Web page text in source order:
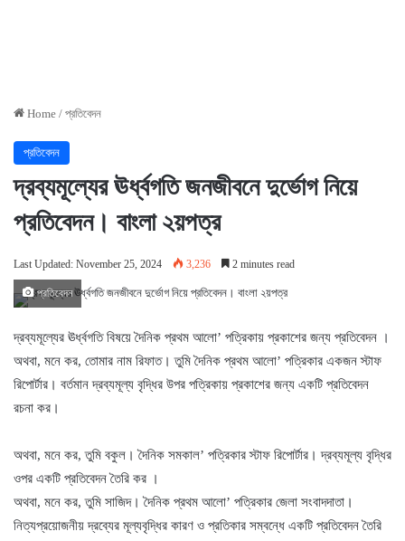
Home / প্রতিবেদন
প্রতিবেদন
দ্রব্যমূল্যের ঊর্ধ্বগতি জনজীবনে দুর্ভোগ নিয়ে
প্রতিবেদন। বাংলা ২য়পত্র
Last Updated: November 25, 2024 3,236 2 minutes read
প্রতিবেদন
দ্রব্যমূল্যের ঊর্ধ্বগতি বিষয়ে দৈনিক প্রথম আলো’ পত্রিকায় প্রকাশের জন্য প্রতিবেদন ।
অথবা, মনে কর, তোমার নাম রিফাত। তুমি দৈনিক প্রথম আলো’ পত্রিকার একজন স্টাফ
রিপোর্টার। বর্তমান দ্রব্যমূল্য বৃদ্ধির উপর পত্রিকায় প্রকাশের জন্য একটি প্রতিবেদন
রচনা কর।
অথবা, মনে কর, তুমি বকুল। দৈনিক সমকাল’ পত্রিকার স্টাফ রিপোর্টার। দ্রব্যমূল্য বৃদ্ধির
ওপর একটি প্রতিবেদন তৈরি কর ।
অথবা, মনে কর, তুমি সাজিদ। দৈনিক প্রথম আলো’ পত্রিকার জেলা সংবাদদাতা।
নিত্যপ্রয়োজনীয় দ্রব্যের মূল্যবৃদ্ধির কারণ ও প্রতিকার সম্বন্ধে একটি প্রতিবেদন তৈরি